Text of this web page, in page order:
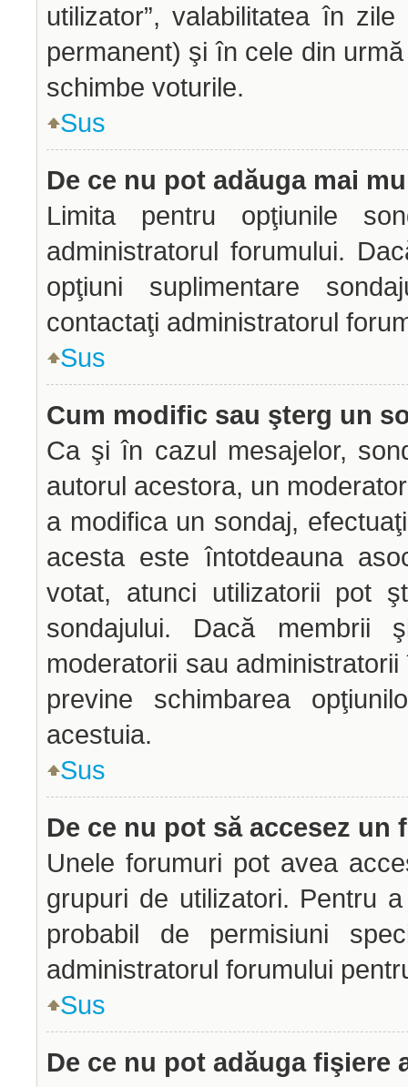
utilizator”, valabilitatea în
permanent) şi în cele din
schimbe voturile.
Sus
De ce nu pot adăuga mai
Limita pentru opţiunile
administratorul forumului.
opţiuni suplimentare
contactaţi administratorul
Sus
Cum modific sau şterg un
Ca şi în cazul mesajelor,
autorul acestora, un
a modifica un sondaj,
acesta este întotdeauna
votat, atunci utilizatorii pot
sondajului. Dacă membrii
moderatorii sau
previne schimbarea
acestuia.
Sus
De ce nu pot să accesez un
Unele forumuri pot avea
grupuri de utilizatori. Pentru
probabil de permisiuni
administratorul forumului
Sus
De ce nu pot adăuga fişiere